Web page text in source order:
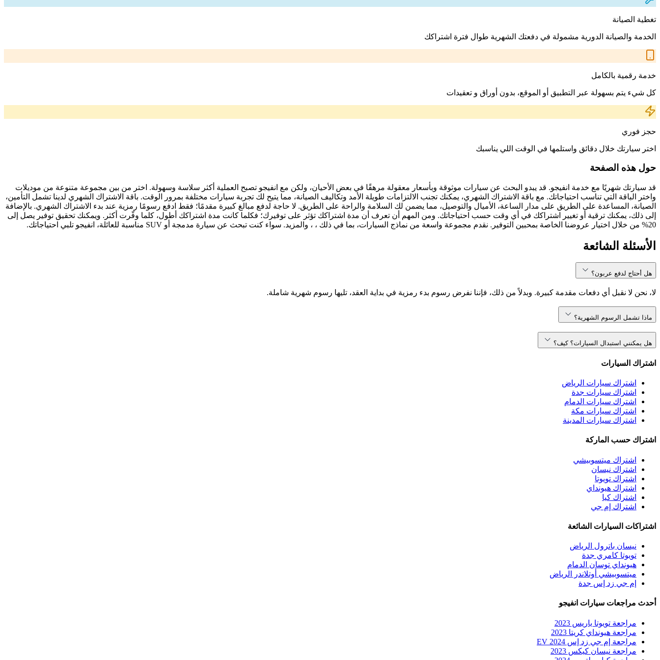
تغطية الصيانة
الخدمة والصيانة الدورية مشمولة في دفعتك الشهرية طوال فترة اشتراكك
خدمة رقمية بالكامل
كل شيء يتم بسهولة عبر التطبيق أو الموقع، بدون أوراق و تعقيدات
حجز فوري
اختر سيارتك خلال دقائق واستلمها في الوقت اللي يناسبك
حول هذه الصفحة
قد سيارتك شهريًا مع خدمة انفيجو. قد يبدو البحث عن سيارات موثوقة وبأسعار معقولة مرهقًا في بعض الأحيان، ولكن مع انفيجو تصبح العملية أكثر سلاسة وسهولة. اختر من بين مجموعة متنوعة من موديلات
واختر الباقة التي تناسب احتياجاتك. مع باقة الاشتراك الشهري، يمكنك تجنب الالتزامات طويلة الأمد وتكاليف الصيانة، مما يتيح لك تجربة سيارات مختلفة بمرور الوقت. باقة الاشتراك الشهري لدينا تشمل التأمين،
الصيانة، المساعدة على الطريق على مدار الساعة، الأميال والتوصيل، مما يضمن لك السلامة والراحة على الطريق. لا حاجة لدفع مبالغ كبيرة مقدمًا؛ فقط ادفع رسومًا رمزية عند بدء الاشتراك الشهري. بالإضافة
إلى ذلك، يمكنك ترقية أو تغيير اشتراكك في أي وقت حسب احتياجاتك. ومن المهم أن تعرف أن مدة اشتراكك تؤثر على توفيرك؛ فكلما كانت مدة اشتراكك أطول، كلما وفّرت أكثر. ويمكنك تحقيق توفير يصل إلى
20% من خلال اختيار عروضنا الخاصة بمحبين التوفير. نقدم مجموعة واسعة من نماذج السيارات، بما في ذلك ، ، والمزيد. سواء كنت تبحث عن سيارة مدمجة أو SUV مناسبة للعائلة، انفيجو تلبي احتياجاتك.
الأسئلة الشائعة
هل أحتاج لدفع عربون؟
لا، نحن لا نقبل أي دفعات مقدمة كبيرة. وبدلاً من ذلك، فإننا نفرض رسوم بدء رمزية في بداية العقد، تليها رسوم شهرية شاملة.
ماذا تشمل الرسوم الشهرية؟
هل يمكنني استبدال السيارات؟ كيف؟
اشتراك السيارات
اشتراك سيارات الرياض
اشتراك سيارات جدة
اشتراك سيارات الدمام
اشتراك سيارات مكة
اشتراك سيارات المدينة
اشتراك حسب الماركة
اشتراك ميتسوبيشي
اشتراك نيسان
اشتراك تويوتا
اشتراك هيونداي
اشتراك كيا
اشتراك إم جي
اشتراكات السيارات الشائعة
نيسان باترول الرياض
تويوتا كامري جدة
هيونداي توسان الدمام
ميتسوبيشي أوتلاندر الرياض
إم جي زد إس جدة
أحدث مراجعات سيارات انفيجو
مراجعة تويوتا ياريس 2023
مراجعة هيونداي كريتا 2023
مراجعة إم جي زد إس EV 2024
مراجعة نيسان كيكس 2023